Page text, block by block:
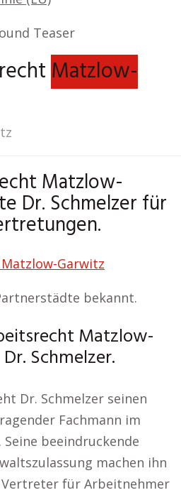
Matzlow-
Matzlow-
Dr. Schmelzer für
bekannt.
Matzlow-
Schmelzer.
Dr. Schmelzer seinen
Fachmann im
beeindruckende
machen ihn
für Arbeitnehmer